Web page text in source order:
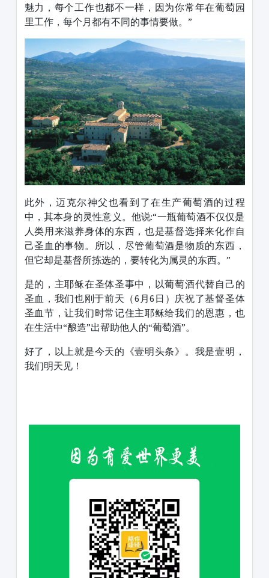
魅力，每个工作也都不一样，因为你常年在葡萄园
里工作，每个月都有不同的事情要做。”
此外，迈克尔神父也看到了在生产葡萄酒的过程
中，其本身的灵性意义。他说:“一瓶葡萄酒不仅仅是
人类用来滋养身体的东西，也是基督选择来化作自
己圣血的事物。所以，尽管葡萄酒是物质的东西，
但它却是基督所拣选的，要转化为属灵的东西。”
是的，主耶稣在圣体圣事中，以葡萄酒代替自己的
圣血，我们也刚于前天（6月6日）庆祝了基督圣体
圣血节，让我们时常记住主耶稣给我们的恩惠，也
在生活中“酿造”出帮助他人的“葡萄酒”。
好了，以上就是今天的《壹明头条》。我是壹明，
我们明天见！